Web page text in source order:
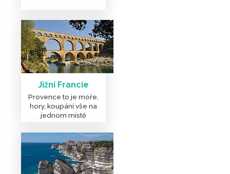
Jižní Francie
Provence to je moře,
hory, koupání vše na
jednom místě